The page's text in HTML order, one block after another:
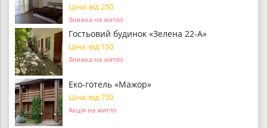
Ціна: від 250
Знижка на житло
Гостьовий будинок «Зелена 22-А»
Ціна: від 150
Знижка на житло
Еко-готель «Мажор»
Ціна: від 750
Акція на житло